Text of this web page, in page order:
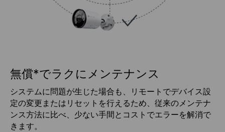
無償*でラクにメンテナンス
システムに問題が生じた場合も、リモートでデバイス設
定の変更またはリセットを行えるため、従来のメンテナ
ンス方法に比べ、少ない手間とコストでエラーを解消で
きます。